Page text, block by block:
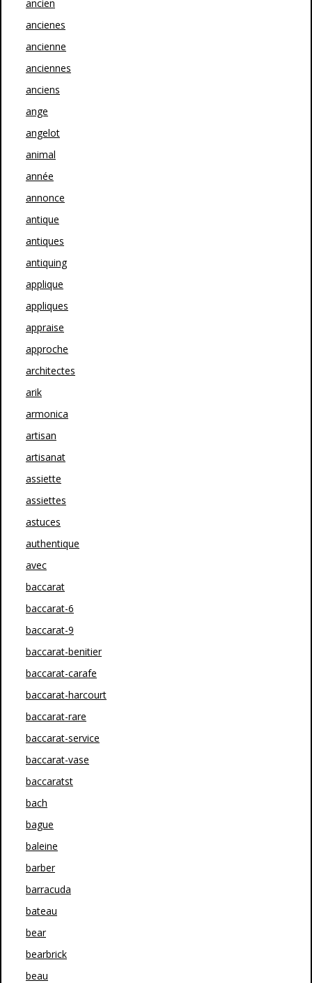
ancien
ancienes
ancienne
anciennes
anciens
ange
angelot
animal
année
annonce
antique
antiques
antiquing
applique
appliques
appraise
approche
architectes
arik
armonica
artisan
artisanat
assiette
assiettes
astuces
authentique
avec
baccarat
baccarat-6
baccarat-9
baccarat-benitier
baccarat-carafe
baccarat-harcourt
baccarat-rare
baccarat-service
baccarat-vase
baccaratst
bach
bague
baleine
barber
barracuda
bateau
bear
bearbrick
beau